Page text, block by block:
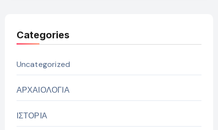
Categories
Uncategorized
ΑΡΧΑΙΟΛΟΓΙΑ
ΙΣΤΟΡΙΑ